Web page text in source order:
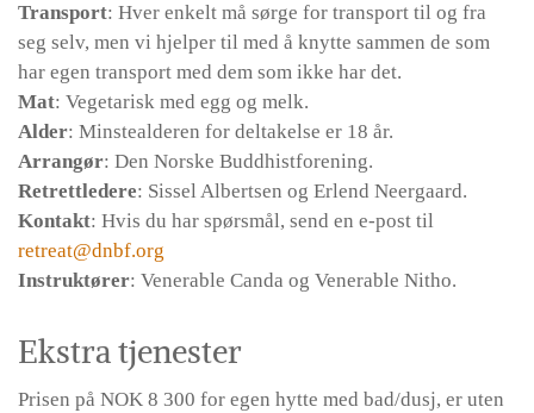
Transport: Hver enkelt må sørge for transport til og fra
seg selv, men vi hjelper til med å knytte sammen de som
har egen transport med dem som ikke har det.
Mat: Vegetarisk med egg og melk.
Alder: Minstealderen for deltakelse er 18 år.
Arrangør: Den Norske Buddhistforening.
Retrettledere: Sissel Albertsen og Erlend Neergaard.
Kontakt: Hvis du har spørsmål, send en e-post til
retreat@dnbf.org
Instruktører: Venerable Canda og Venerable Nitho.
Ekstra tjenester
Prisen på NOK 8 300 for egen hytte med bad/dusj, er uten